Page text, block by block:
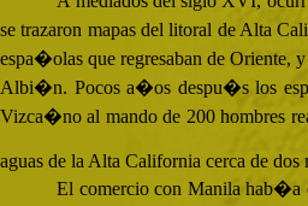
se trazaron mapas del litoral de Alta
espa�olas que regresaban de Oriente,
Albi�n. Pocos a�os despu�s los
Vizca�no al mando de 200 hombres
aguas de la Alta California cerca de
El comercio con Manila hab�a